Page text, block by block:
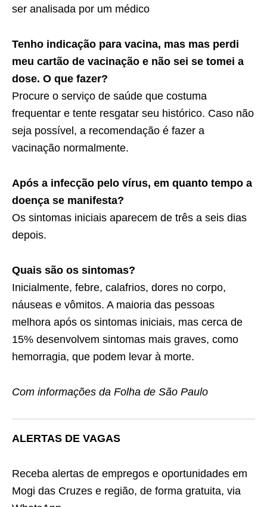
ser analisada por um médico
Tenho indicação para vacina, mas mas perdi
meu cartão de vacinação e não sei se tomei a
dose. O que fazer?
Procure o serviço de saúde que costuma
frequentar e tente resgatar seu histórico. Caso não
seja possível, a recomendação é fazer a
vacinação normalmente.
Após a infecção pelo vírus, em quanto tempo a
doença se manifesta?
Os sintomas iniciais aparecem de três a seis dias
depois.
Quais são os sintomas?
Inicialmente, febre, calafrios, dores no corpo,
náuseas e vômitos. A maioria das pessoas
melhora após os sintomas iniciais, mas cerca de
15% desenvolvem sintomas mais graves, como
hemorragia, que podem levar à morte.
Com informações da Folha de São Paulo
ALERTAS DE VAGAS
Receba alertas de empregos e oportunidades em
Mogi das Cruzes e região, de forma gratuita, via